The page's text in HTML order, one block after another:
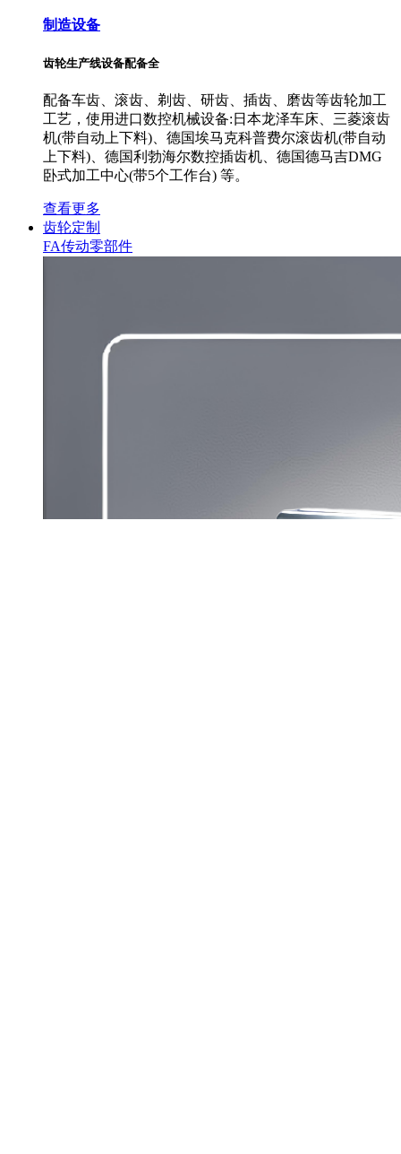
制造设备
齿轮生产线设备配备全
配备车齿、滚齿、剃齿、研齿、插齿、磨齿等齿轮加工
工艺，使用进口数控机械设备:日本龙泽车床、三菱滚齿
机(带自动上下料)、德国埃马克科普费尔滚齿机(带自动
上下料)、德国利勃海尔数控插齿机、德国德马吉DMG
卧式加工中心(带5个工作台) 等。
查看更多
齿轮定制
FA传动零部件